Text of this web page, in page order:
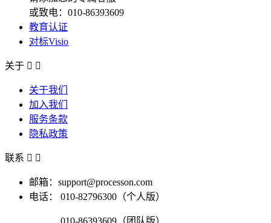
或致电：010-86393609
教育认证
对标Visio
关于  
关于我们
加入我们
服务条款
隐私政策
联系  
邮箱：support@processon.com
电话：
010-82796300（个人版）
010-86393609（团队版）